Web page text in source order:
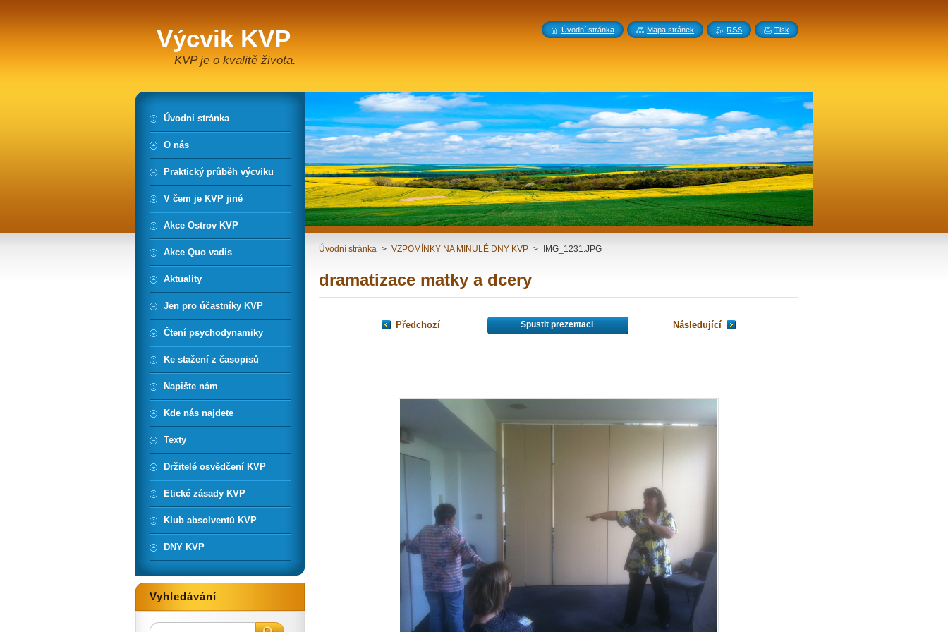
Výcvik KVP
KVP je o kvalitě života.
Úvodní stránka > VZPOMÍNKY NA MINULÉ DNY KVP > IMG_1231.JPG
dramatizace matky a dcery
Předchozí Spustit prezentaci Následující
Úvodní stránka
O nás
Praktický průběh výcviku
V čem je KVP jiné
Akce Ostrov KVP
Akce Quo vadis
Aktuality
Jen pro účastníky KVP
Čtení psychodynamiky
Ke stažení z časopisů
Napište nám
Kde nás najdete
Texty
Držitelé osvědčení KVP
Etické zásady KVP
Klub absolventů KVP
DNY KVP
Vyhledávání
Úvodní stránka Mapa stránek RSS Tisk